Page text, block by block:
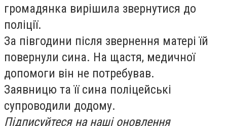
громадянка вирішила звернутися до
поліції.
За півгодини після звернення матері їй
повернули сина. На щастя, медичної
допомоги він не потребував.
Заявницю та її сина поліцейські
супроводили додому.
Підписуйтеся на наші оновлення